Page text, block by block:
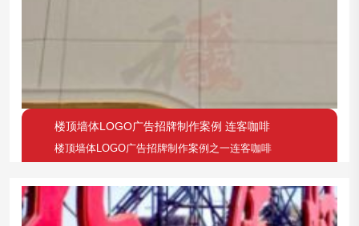
楼顶墙体LOGO广告招牌制作案例 连客咖啡
楼顶墙体LOGO广告招牌制作案例之一连客咖啡